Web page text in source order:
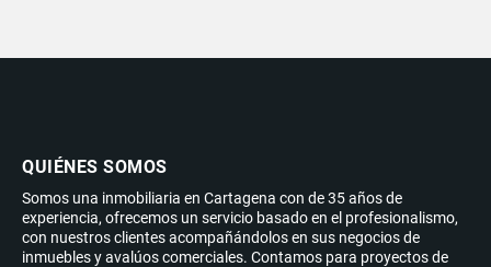
QUIÉNES SOMOS
Somos una inmobiliaria en Cartagena con de 35 años de
experiencia, ofrecemos un servicio basado en el profesionalismo,
con nuestros clientes acompañándolos en sus negocios de
inmuebles y avalúos comerciales. Contamos para proyectos de